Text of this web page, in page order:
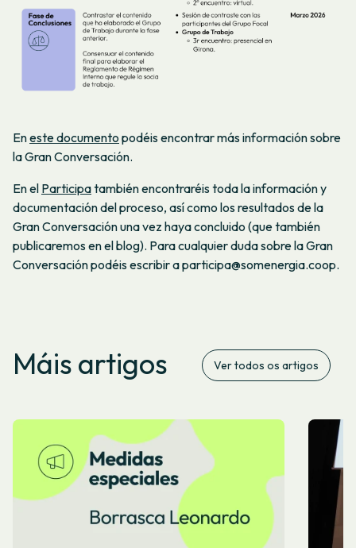
Eneste documento podéis encontrar más información sobre
la Gran Conversación.
En el Participatambién encontraréis toda la información y
documentación del proceso, así como los resultados de la
Gran Conversación una vez haya concluido (que también
publicaremos en el blog). Para cualquier duda sobre la Gran
Conversación podéis escribir a participa@somenergia.coop.
Máis artigos Ver todos os artigos